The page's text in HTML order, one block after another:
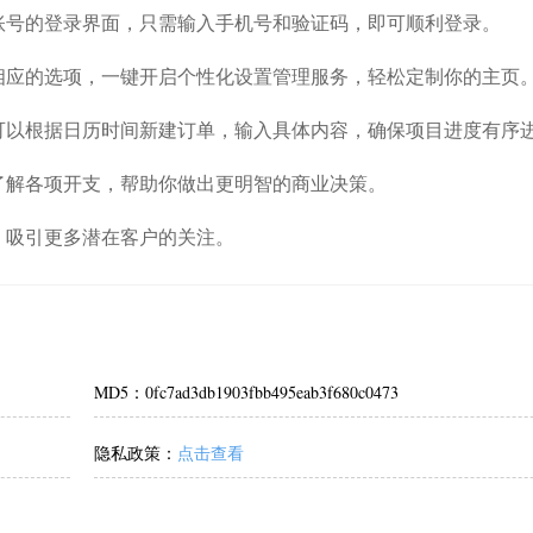
的登录界面，只需输入手机号和验证码，即可顺利登录。
的选项，一键开启个性化设置管理服务，轻松定制你的主页。
根据日历时间新建订单，输入具体内容，确保项目进度有序进
各项开支，帮助你做出更明智的商业决策。
引更多潜在客户的关注。
MD5：0fc7ad3db1903fbb495eab3f680c0473
隐私政策： 点击查看